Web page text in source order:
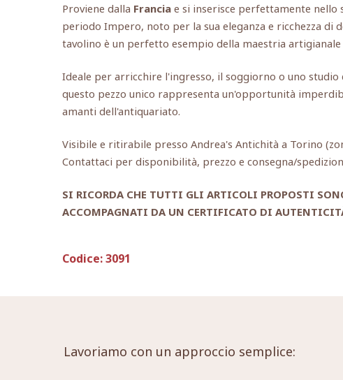
Proviene dalla Francia e si inserisce perfettamente nello
periodo Impero, noto per la sua eleganza e ricchezza di
tavolino è un perfetto esempio della maestria artigianale
Ideale per arricchire l'ingresso, il soggiorno o uno studio
questo pezzo unico rappresenta un'opportunità
amanti dell'antiquariato.
Visibile e ritirabile presso Andrea's Antichità a Torino
Contattaci per disponibilità, prezzo e consegna/
SI RICORDA CHE TUTTI GLI ARTICOLI PROPOSTI
ACCOMPAGNATI DA UN CERTIFICATO DI
Codice:3091
Lavoriamo con un approccio semplice: